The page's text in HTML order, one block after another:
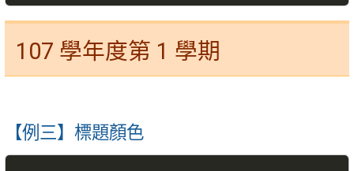
107 學年度第 1 學期
【例三】標題顏色